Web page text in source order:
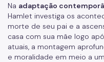
Na adaptação
Hamlet investiga os
morte de seu pai e a
casa com sua mãe logo
atuais, a montagem
e moralidade em meio a